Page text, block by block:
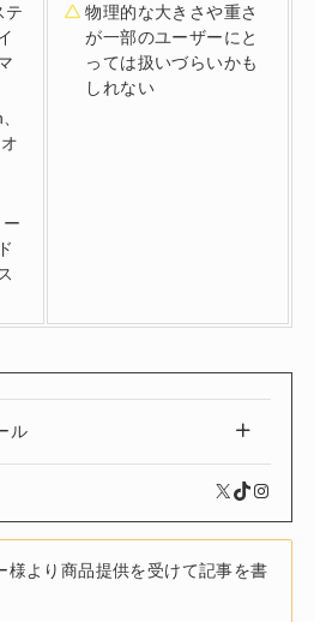
テ
物理的な大きさや重さ
が一部のユーザーにと
っては扱いづらいかも
しれない
ル
X TikTok Instagram
様より商品提供を受けて記事を書